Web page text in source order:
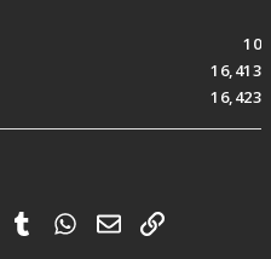
10
16,413
16,423
PinterestTumblrWhatsApp
電子郵件
連結